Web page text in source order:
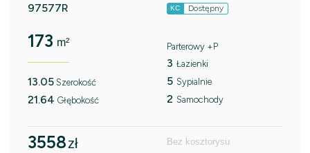
97577R KC Dostępny
173 m²
13.05 Szerokość
21.64 Głębokość
Parterowy +P
3 Łazienki
5 Sypialnie
2 Samochody
3558zł Bez kosztorysu